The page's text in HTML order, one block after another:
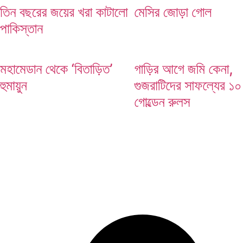
তিন বছরের জয়ের খরা কাটালো
পাকিস্তান
মেসির জোড়া গোল
মহামেডান থেকে ‘বিতাড়িত’
হুমায়ুন
গাড়ির আগে জমি কেনা,
গুজরাটিদের সাফল্যের ১০
গোল্ডেন রুলস